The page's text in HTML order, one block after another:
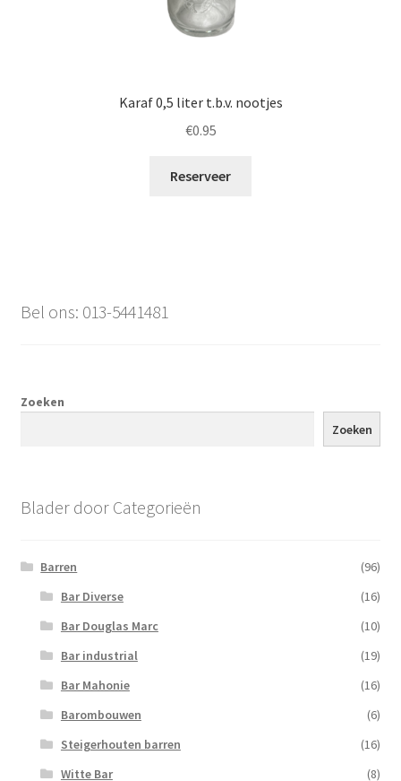
Karaf 0,5 liter t.b.v. nootjes
€0.95
Reserveer
Bel ons: 013-5441481
Zoeken
Zoeken
Blader door Categorieën
Barren
(96)
Bar Diverse
(16)
Bar Douglas Marc
(10)
Bar industrial
(19)
Bar Mahonie
(16)
Barombouwen
(6)
Steigerhouten barren
(16)
Witte Bar
(8)